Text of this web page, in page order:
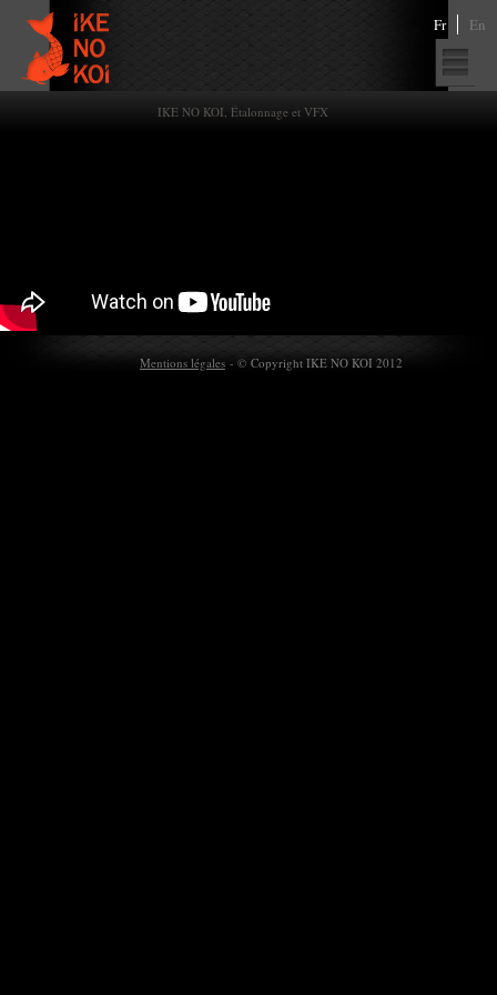
Fr En
IKE NO KOI, Étalonnage et VFX
Mentions légales- © Copyright IKE NO KOI 2012